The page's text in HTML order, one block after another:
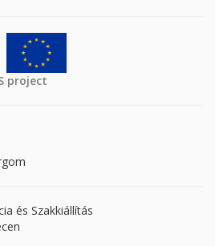
project
és Szakkiállítás